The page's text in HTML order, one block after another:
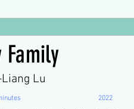
Family
Lu
2022